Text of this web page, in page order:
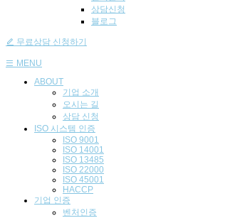
상담신청
블로그
무료상담 신청하기
MENU
ABOUT
기업 소개
오시는 길
상담 신청
ISO 시스템 인 증
ISO 9001
ISO 14001
ISO 13485
ISO 22000
ISO 45001
HACCP
기업 인증
벤처인증